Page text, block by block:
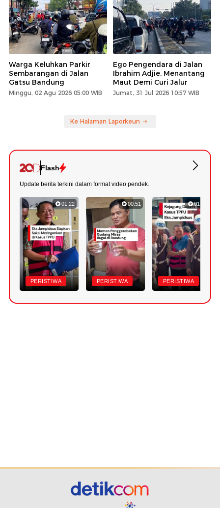
Warga Keluhkan Parkir
Sembarangan di Jalan
Gatsu Bandung
Minggu, 02 Agu 2026 05:00 WIB
Ego Pengendara di Jalan
Ibrahim Adjie, Menantang
Maut Demi Curi Jalur
Jumat, 31 Jul 2026 10:57 WIB
Ke Halaman Laporkeun
Flash
Update berita terkini dalam format video pendek.
01:22
PERISTIWA
00:51
PERISTIWA
01:18
PERISTIWA